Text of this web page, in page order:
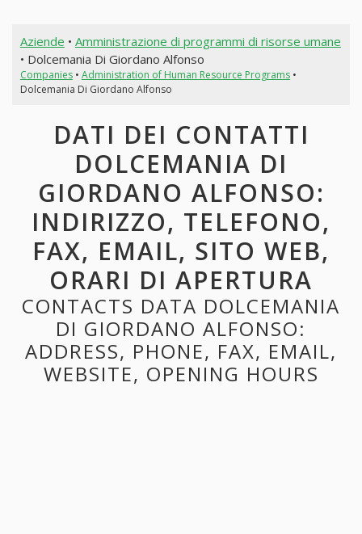
Aziende • Amministrazione di programmi di risorse umane
• Dolcemania Di Giordano Alfonso
Companies• Administration of Human Resource Programs•
Dolcemania Di Giordano Alfonso
DATI DEI CONTATTI
DOLCEMANIA DI
GIORDANO ALFONSO:
INDIRIZZO, TELEFONO,
FAX, EMAIL, SITO WEB,
ORARI DI APERTURA
CONTACTS DATA DOLCEMANIA
DI GIORDANO ALFONSO:
ADDRESS, PHONE, FAX, EMAIL,
WEBSITE, OPENING HOURS